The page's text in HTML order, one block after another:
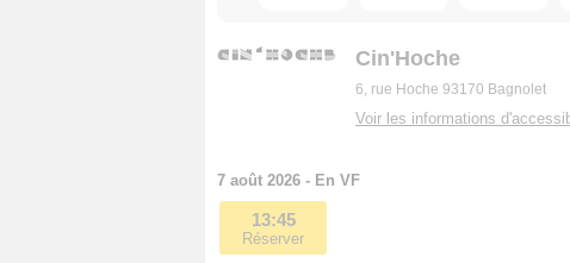
Cin'Hoche
6, rue Hoche 93170 Bagnolet
Voir les informations
7 août 2026 - En VF
13:45
Réserver